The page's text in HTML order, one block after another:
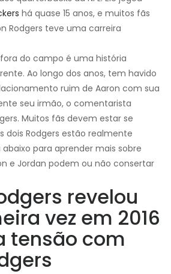
há quase 15 anos, e muitos fãs
Rodgers teve uma carreira
do campo é uma história
Ao longo dos anos, tem havido
ruim de Aaron com sua
seu irmão, o comentarista
Muitos fãs devem estar se
dois Rodgers estão realmente
para aprender mais sobre
e Jordan podem ou não consertar
revelou
vez em 2016
tensão com